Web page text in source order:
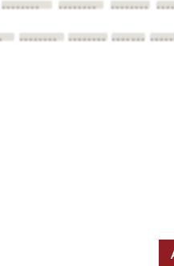
•••••••• •••••••• ••••••••
•••••••• •••••••• ••••••••